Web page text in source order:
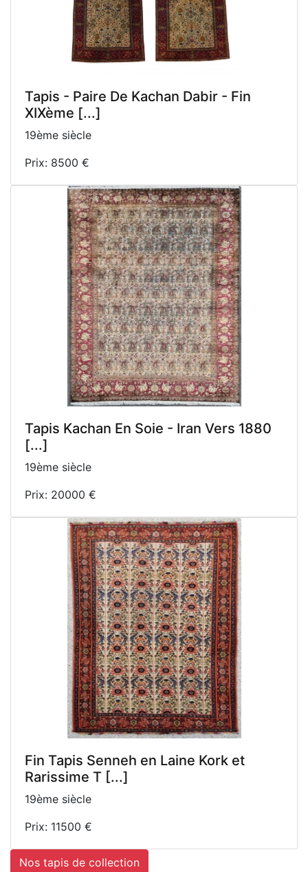
Tapis - Paire De Kachan Dabir - Fin
XIXème [...]
19ème siècle
Prix: 8500 €
Tapis Kachan En Soie - Iran Vers 1880
[...]
19ème siècle
Prix: 20000 €
Fin Tapis Senneh en Laine Kork et
Rarissime T [...]
19ème siècle
Prix: 11500 €
Nos tapis de collection